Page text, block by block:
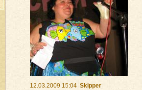
12.03.2009 15:04 Skipper